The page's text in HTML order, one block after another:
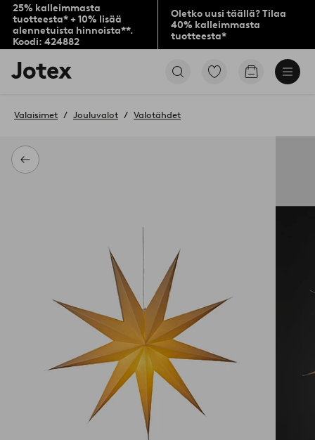
25% kalleimmasta
tuotteesta* + 10% lisää
alennetuista hinnoista**.
Koodi: 424882
Oletko uusi täällä? Tilaa
40% kalleimmasta
tuotteesta*
Jotex-
logo
aloitussivulle
Siirry
Siirry
Takaisin
Valaisimet Jouluvalot Valotähdet